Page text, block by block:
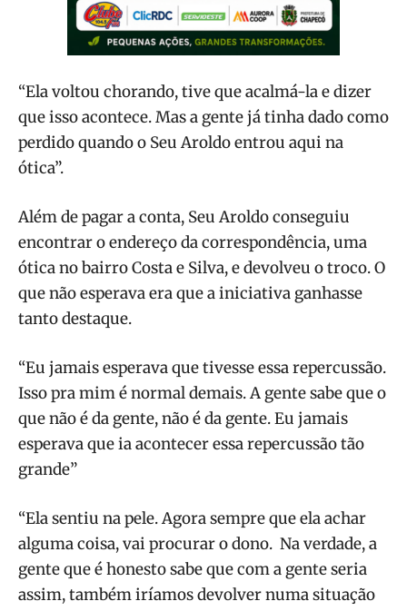
“Ela voltou chorando, tive que acalmá-la e dizer
que isso acontece. Mas a gente já tinha dado como
perdido quando o Seu Aroldo entrou aqui na
ótica”.
Além de pagar a conta, Seu Aroldo conseguiu
encontrar o endereço da correspondência, uma
ótica no bairro Costa e Silva, e devolveu o troco. O
que não esperava era que a iniciativa ganhasse
tanto destaque.
“Eu jamais esperava que tivesse essa repercussão.
Isso pra mim é normal demais. A gente sabe que o
que não é da gente, não é da gente. Eu jamais
esperava que ia acontecer essa repercussão tão
grande”
“Ela sentiu na pele. Agora sempre que ela achar
alguma coisa, vai procurar o dono. Na verdade, a
gente que é honesto sabe que com a gente seria
assim, também iríamos devolver numa situação